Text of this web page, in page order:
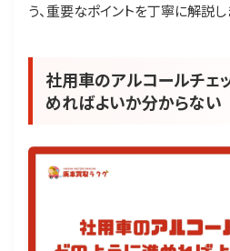
う、重要なポイントを丁寧に解説し
社用車のアルコールチェ
めればよいか分からない